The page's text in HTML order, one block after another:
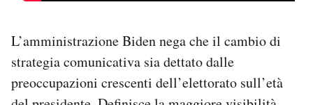
L’amministrazione Biden nega che il cambio di
strategia comunicativa sia dettato dalle
preoccupazioni crescenti dell’elettorato sull’età